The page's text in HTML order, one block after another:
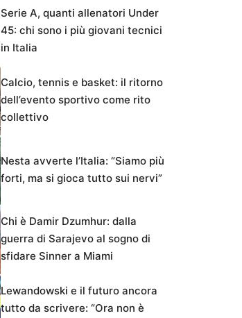
Serie A, quanti allenatori Under
45: chi sono i più giovani tecnici
in Italia
Calcio, tennis e basket: il ritorno
dell’evento sportivo come rito
collettivo
Nesta avverte l’Italia: “Siamo più
forti, ma si gioca tutto sui nervi”
Chi è Damir Dzumhur: dalla
guerra di Sarajevo al sogno di
sfidare Sinner a Miami
Lewandowski e il futuro ancora
tutto da scrivere: “Ora non è